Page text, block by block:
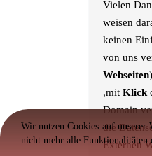
Vielen
weisen
keinen
von uns
Webseiten
,mit Klick
Domain
die
Externen
Wir nutzen Cookies auf unserer
nicht mehr alle Funktionalitäten